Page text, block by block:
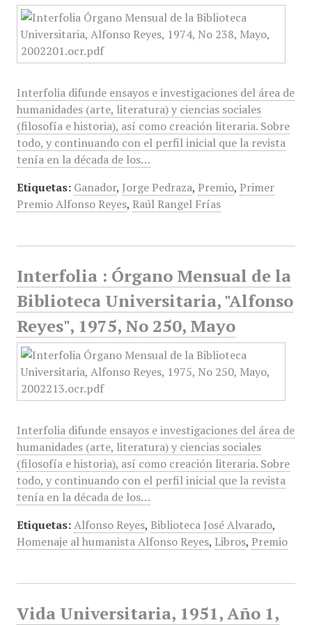
Interfolia difunde ensayos e investigaciones del área de
humanidades (arte, literatura) y ciencias sociales
(filosofía e historia), así como creación literaria. Sobre
todo, y continuando con el perfil inicial que la revista
tenía en la década de los…
Etiquetas: Ganador, Jorge Pedraza, Premio, Primer
Premio Alfonso Reyes, Raúl Rangel Frías
Interfolia : Órgano Mensual de la
Biblioteca Universitaria, "Alfonso
Reyes", 1975, No 250, Mayo
Interfolia difunde ensayos e investigaciones del área de
humanidades (arte, literatura) y ciencias sociales
(filosofía e historia), así como creación literaria. Sobre
todo, y continuando con el perfil inicial que la revista
tenía en la década de los…
Etiquetas: Alfonso Reyes, Biblioteca José Alvarado,
Homenaje al humanista Alfonso Reyes, Libros, Premio
Vida Universitaria, 1951, Año 1,